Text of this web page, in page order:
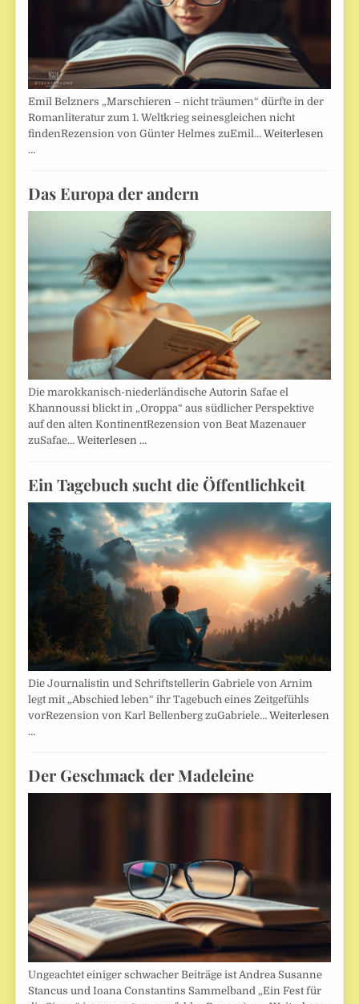
Emil Belzners „Marschieren – nicht träumen“ dürfte in der
Romanliteratur zum 1. Weltkrieg seinesgleichen nicht
findenRezension von Günter Helmes zuEmil…Weiterlesen
…
Das Europa der andern
Die marokkanisch-niederländische Autorin Safae el
Khannoussi blickt in „Oroppa“ aus südlicher Perspektive
auf den alten KontinentRezension von Beat Mazenauer
zuSafae…Weiterlesen …
Ein Tagebuch sucht die Öffentlichkeit
Die Journalistin und Schriftstellerin Gabriele von Arnim
legt mit „Abschied leben“ ihr Tagebuch eines Zeitgefühls
vorRezension von Karl Bellenberg zuGabriele…Weiterlesen
…
Der Geschmack der Madeleine
Ungeachtet einiger schwacher Beiträge ist Andrea Susanne
Stancus und Ioana Constantins Sammelband „Ein Fest für